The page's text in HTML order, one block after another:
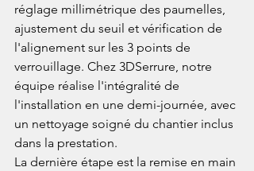
réglage millimétrique des paumelles,
ajustement du seuil et vérification de
l'alignement sur les 3 points de
verrouillage. Chez 3DSerrure, notre
équipe réalise l'intégralité de
l'installation en une demi-journée, avec
un nettoyage soigné du chantier inclus
dans la prestation.
La dernière étape est la remise en main